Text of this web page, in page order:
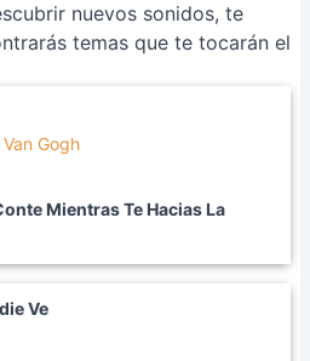
nuevos sonidos, te
temas que te tocarán el
Gogh
Mientras Te Hacias La
Ve